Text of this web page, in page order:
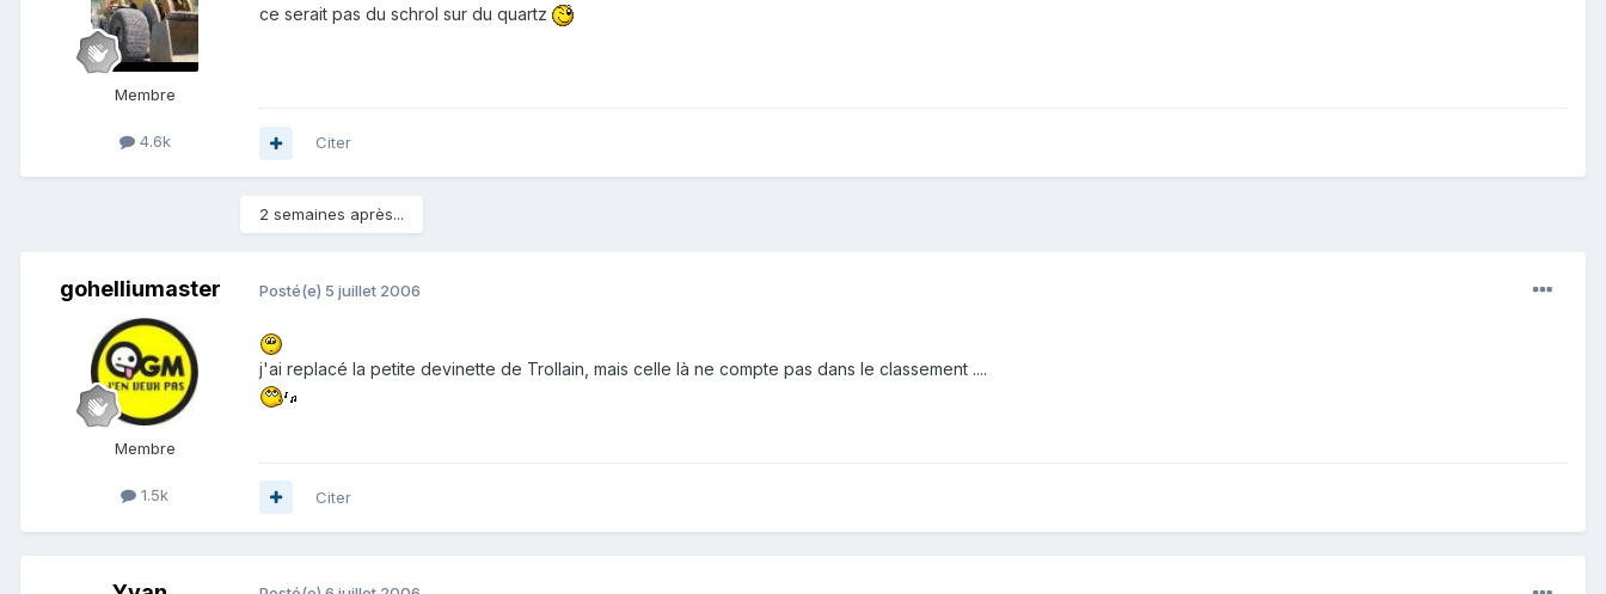
Membre
4.6k
ce serait pas du schrol sur du quartz
Citer
2 semaines après...
gohelliumaster
Membre
1.5k
Posté(e) 5 juillet 2006
j'ai replacé la petite devinette de Trollain, mais celle là ne compte pas dans le classement ....
Citer